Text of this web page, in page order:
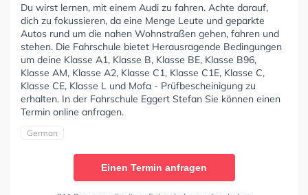
Du wirst lernen, mit einem Audi zu fahren. Achte darauf,
dich zu fokussieren, da eine Menge Leute und geparkte
Autos rund um die nahen Wohnstraßen gehen, fahren und
stehen. Die Fahrschule bietet Herausragende Bedingungen
um deine Klasse A1, Klasse B, Klasse BE, Klasse B96,
Klasse AM, Klasse A2, Klasse C1, Klasse C1E, Klasse C,
Klasse CE, Klasse L und Mofa - Prüfbescheinigung zu
erhalten. In der Fahrschule Eggert Stefan Sie können einen
Termin online anfragen.
German
Einen Termin anfragen